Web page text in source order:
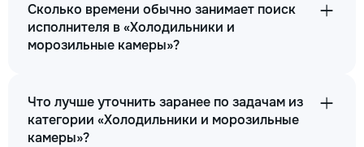
Сколько времени обычно занимает поиск
исполнителя в «Холодильники и
морозильные камеры»?
Что лучше уточнить заранее по задачам из
категории «Холодильники и морозильные
камеры»?